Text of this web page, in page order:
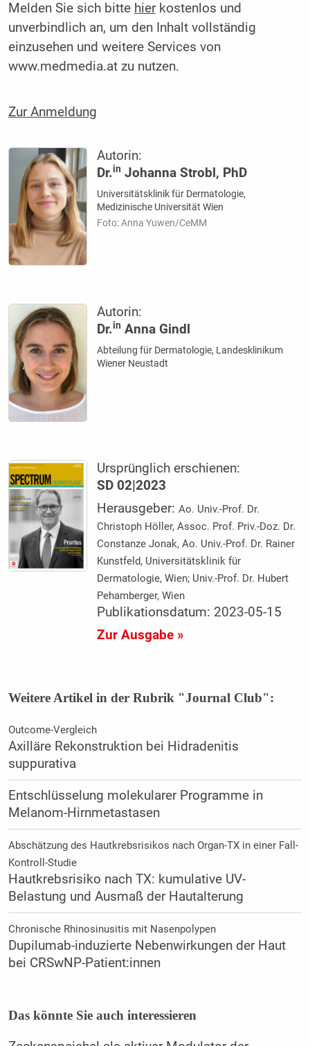
Melden Sie sich bitte hierkostenlos und
unverbindlich an, um den Inhalt vollständig
einzusehen und weitere Services von
www.medmedia.at zu nutzen.
Zur Anmeldung
Autorin:
Dr.in Johanna Strobl, PhD
Universitätsklinik für Dermatologie,
Medizinische Universität Wien
Foto: Anna Yuwen/CeMM
Autorin:
Dr.in Anna Gindl
Abteilung für Dermatologie, Landesklinikum
Wiener Neustadt
Ursprünglich erschienen:
SD 02|2023
Herausgeber:Ao. Univ.-Prof. Dr.
Christoph Höller, Assoc. Prof. Priv.-Doz. Dr.
Constanze Jonak, Ao. Univ.-Prof. Dr. Rainer
Kunstfeld, Universitätsklinik für
Dermatologie, Wien; Univ.-Prof. Dr. Hubert
Pehamberger, Wien
Publikationsdatum: 2023-05-15
Zur Ausgabe »
Weitere Artikel in der Rubrik "Journal Club":
Outcome-Vergleich
Axilläre Rekonstruktion bei Hidradenitis
suppurativa
Entschlüsselung molekularer Programme in
Melanom-Hirnmetastasen
Abschätzung des Hautkrebsrisikos nach Organ-TX in einer Fall-
Kontroll-Studie
Hautkrebsrisiko nach TX: kumulative UV-
Belastung und Ausmaß der Hautalterung
Chronische Rhinosinusitis mit Nasenpolypen
Dupilumab-induzierte Nebenwirkungen der Haut
bei CRSwNP-Patient:innen
Das könnte Sie auch interessieren